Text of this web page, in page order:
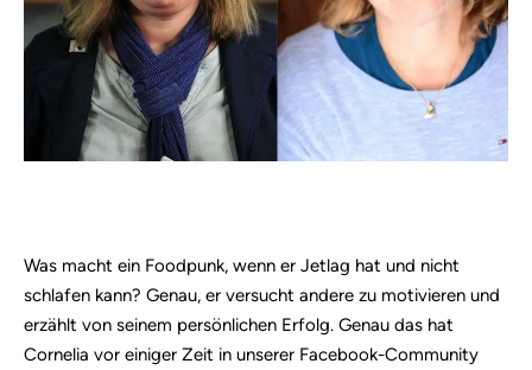
Was macht ein Foodpunk, wenn er Jetlag hat und nicht
schlafen kann? Genau, er versucht andere zu motivieren und
erzählt von seinem persönlichen Erfolg. Genau das hat
Cornelia vor einiger Zeit in unserer Facebook-Community